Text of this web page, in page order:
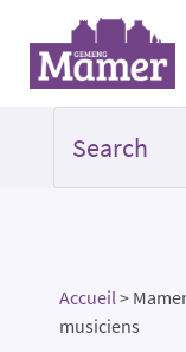
Accueil>
musiciens